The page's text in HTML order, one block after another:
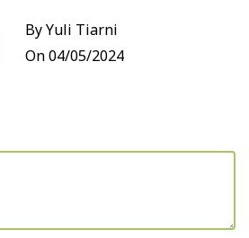
By Yuli Tiarni
On 04/05/2024